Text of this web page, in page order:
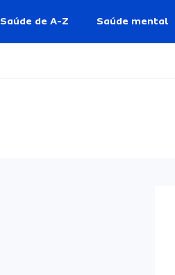
Saúde de A-Z Saúde mental